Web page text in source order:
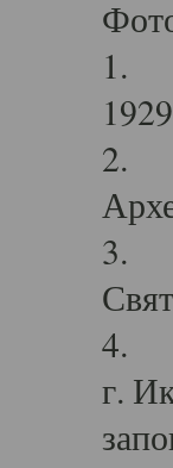
1.
2.
3.
4.
г.